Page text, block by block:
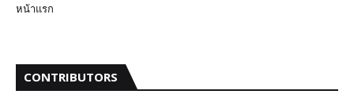
หน้าแรก
CONTRIBUTORS